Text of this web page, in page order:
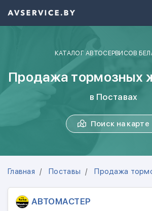
КАТАЛОГ АВТОСЕРВИСОВ
Продажа тормозных
в Поставах
Поиск на карте
Главная Поставы Продажа
АВТОМАСТЕР